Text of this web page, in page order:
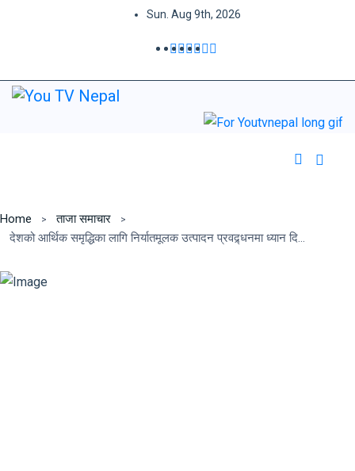
Sun. Aug 9th, 2026
Home
ताजा समाचार
देशको आर्थिक समृद्धिका लागि निर्यातमूलक उत्पादन प्रवद्र्धनमा ध्यान दिनुपर्छ –अध्यक्ष ओली